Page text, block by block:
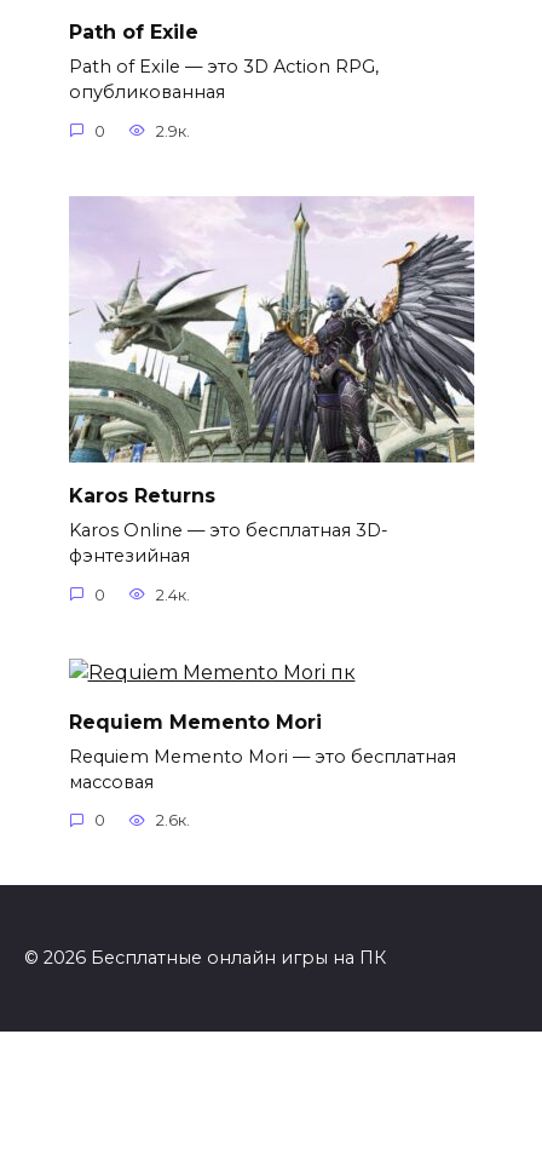
Path of Exile
Path of Exile — это 3D Action RPG,
опубликованная
0 2.9к.
Karos Returns
Karos Online — это бесплатная 3D-
фэнтезийная
0 2.4к.
Requiem Memento Mori
Requiem Memento Mori — это бесплатная
массовая
0 2.6к.
© 2026 Бесплатные онлайн игры на ПК